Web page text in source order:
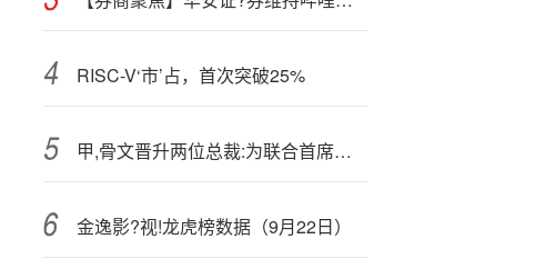
RISC-V‘市’占，首次突破25%
甲,骨文晋升两位总裁:为联合首席执行官
金逸影?视!龙虎榜数据（9月22日）